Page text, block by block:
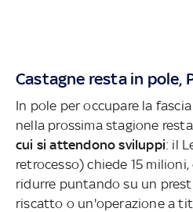
Castagne resta in pole,
In pole per occupare la
nella prossima stagione resta
cui si attendono sviluppi: il
retrocesso) chiede 15
ridurre puntando su un
riscatto o un'operazione a